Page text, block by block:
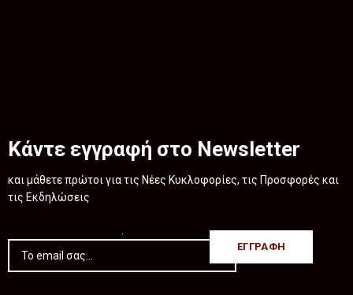
Κάντε εγγραφή στο Newsletter
και μάθετε πρώτοι για τις Νέες Κυκλοφορίες, τις Προσφορές και
τις Εκδηλώσεις
.